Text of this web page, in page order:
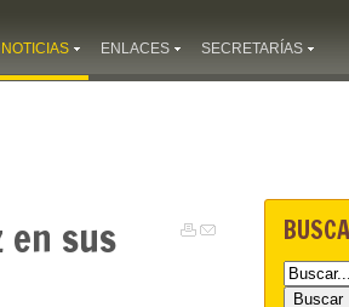
NOTICIAS ENLACES SECRETARÍAS
en sus